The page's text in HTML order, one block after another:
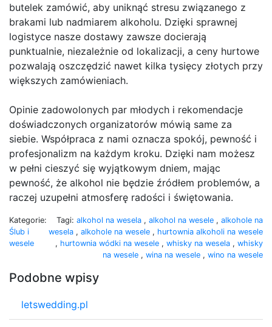
butelek zamówić, aby uniknąć stresu związanego z
brakami lub nadmiarem alkoholu. Dzięki sprawnej
logistyce nasze dostawy zawsze docierają
punktualnie, niezależnie od lokalizacji, a ceny hurtowe
pozwalają oszczędzić nawet kilka tysięcy złotych przy
większych zamówieniach.
Opinie zadowolonych par młodych i rekomendacje
doświadczonych organizatorów mówią same za
siebie. Współpraca z nami oznacza spokój, pewność i
profesjonalizm na każdym kroku. Dzięki nam możesz
w pełni cieszyć się wyjątkowym dniem, mając
pewność, że alkohol nie będzie źródłem problemów, a
raczej uzupełni atmosferę radości i świętowania.
Kategorie:
Ślub i
wesele
Tagi: alkohol na wesela , alkohol na wesele , alkohole na
wesela , alkohole na wesele , hurtownia alkoholi na wesele
, hurtownia wódki na wesele , whisky na wesela , whisky
na wesele , wina na wesele , wino na wesele
Podobne wpisy
letswedding.pl